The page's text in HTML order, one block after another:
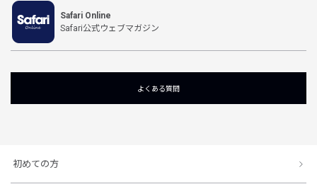
Safari Online
Safari公式ウェブマガジン
よくある質問
初めての方